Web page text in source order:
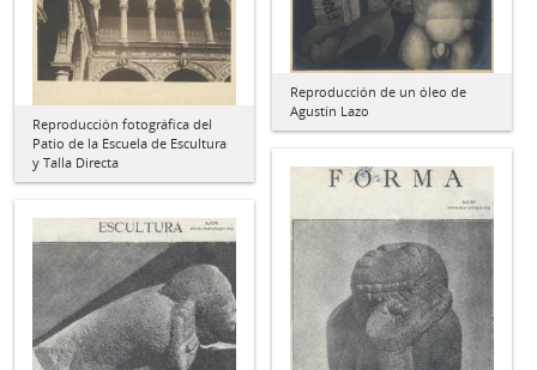
Reproducción de un óleo de
Agustín Lazo
Reproducción fotográfica del
Patio de la Escuela de Escultura
y Talla Directa